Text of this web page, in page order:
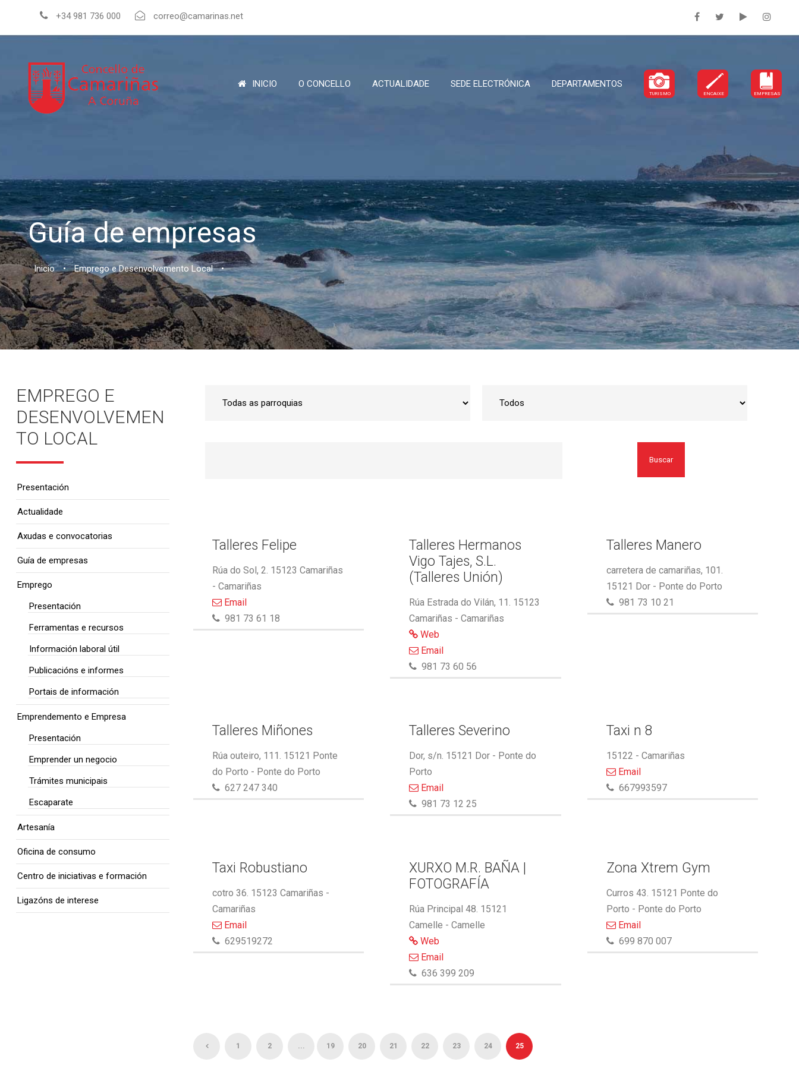
+34 981 736 000 correo@camarinas.net
INICIO O CONCELLO ACTUALIDADE SEDE ELECTRÓNICA DEPARTAMENTOS
TURISMO ENCAIXE EMPRESAS
Guía de empresas
Inicio • Emprego e Desenvolvemento Local •
Buscar
Talleres Felipe
Rúa do Sol, 2. 15123 Camariñas
- Camariñas
Email
981 73 61 18
Talleres Hermanos
Vigo Tajes, S.L.
(Talleres Unión)
Rúa Estrada do Vilán, 11. 15123
Camariñas - Camariñas
Web
Email
981 73 60 56
Talleres Manero
carretera de camariñas, 101.
15121 Dor - Ponte do Porto
981 73 10 21
Talleres Miñones
Rúa outeiro, 111. 15121 Ponte
do Porto - Ponte do Porto
627 247 340
Talleres Severino
Dor, s/n. 15121 Dor - Ponte do
Porto
Email
981 73 12 25
Taxi n 8
15122 - Camariñas
Email
667993597
Taxi Robustiano
cotro 36. 15123 Camariñas -
Camariñas
Email
629519272
XURXO M.R. BAÑA |
FOTOGRAFÍA
Rúa Principal 48. 15121
Camelle - Camelle
Web
Email
636 399 209
Zona Xtrem Gym
Curros 43. 15121 Ponte do
Porto - Ponte do Porto
Email
699 870 007
1 2 ... 19 20 21 22 23 24 25
EMPREGO E
DESENVOLVEMEN
TO LOCAL
Presentación
Actualidade
Axudas e convocatorias
Guía de empresas
Emprego
Presentación
Ferramentas e recursos
Información laboral útil
Publicacións e informes
Portais de información
Emprendemento e Empresa
Presentación
Emprender un negocio
Trámites municipais
Escaparate
Artesanía
Oficina de consumo
Centro de iniciativas e formación
Ligazóns de interese